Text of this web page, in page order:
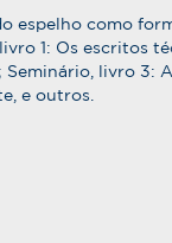
espelho como
1: Os escritos
Seminário, livro 3:
e outros.